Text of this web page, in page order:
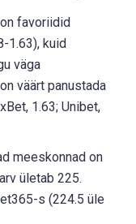
favoriidid
1.63), kuid
väga
väärt panustada
1.63; Unibet,
meeskonnad on
ületab 225.
s (224.5 üle